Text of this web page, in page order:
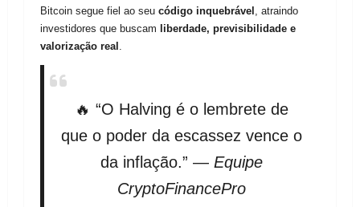
Bitcoin segue fiel ao seu código inquebrável
, atraindo
investidores que buscam
liberdade, previsibilidade e
valorização real
🔥 “O Halving é o lembrete de
que o poder da escassez vence o
da inflação.” —Equipe
CryptoFinancePro